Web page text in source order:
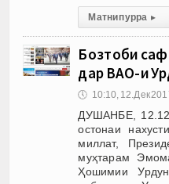
Матни пурра ▸
Бозтоби
дар ВАО-и
🕔 10:10, 12.Дек
ДУШАНБЕ,
остонаи
миллат,
муҳтарам
Ҳошимии